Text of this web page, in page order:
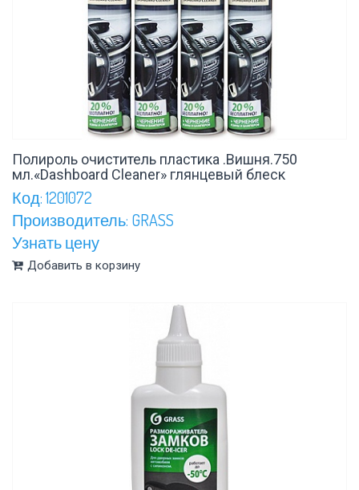
Полироль очиститель пластика .Вишня.750
мл.«Dashboard Cleaner» глянцевый блеск
Код: 1201072
Производитель: GRASS
Узнать цену
Добавить в корзину